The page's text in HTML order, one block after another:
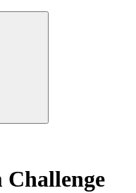
Challenge